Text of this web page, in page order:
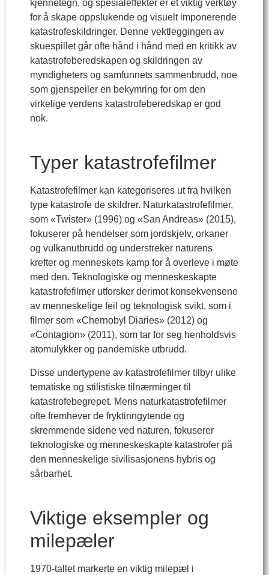
kjennetegn, og spesialeffekter er et viktig verktøy
for å skape oppslukende og visuelt imponerende
katastrofeskildringer. Denne vektleggingen av
skuespillet går ofte hånd i hånd med en kritikk av
katastrofeberedskapen og skildringen av
myndigheters og samfunnets sammenbrudd, noe
som gjenspeiler en bekymring for om den
virkelige verdens katastrofeberedskap er god
nok.
Typer katastrofefilmer
Katastrofefilmer kan kategoriseres ut fra hvilken
type katastrofe de skildrer. Naturkatastrofefilmer,
som «Twister» (1996) og «San Andreas» (2015),
fokuserer på hendelser som jordskjelv, orkaner
og vulkanutbrudd og understreker naturens
krefter og menneskets kamp for å overleve i møte
med den. Teknologiske og menneskeskapte
katastrofefilmer utforsker derimot konsekvensene
av menneskelige feil og teknologisk svikt, som i
filmer som «Chernobyl Diaries» (2012) og
«Contagion» (2011), som tar for seg henholdsvis
atomulykker og pandemiske utbrudd.
Disse undertypene av katastrofefilmer tilbyr ulike
tematiske og stilistiske tilnærminger til
katastrofebegrepet. Mens naturkatastrofefilmer
ofte fremhever de fryktinngytende og
skremmende sidene ved naturen, fokuserer
teknologiske og menneskeskapte katastrofer på
den menneskelige sivilisasjonens hybris og
sårbarhet.
Viktige eksempler og
milepæler
1970-tallet markerte en viktig milepæl i